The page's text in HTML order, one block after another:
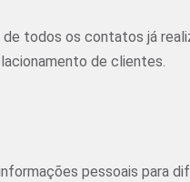
todos os contatos já
de clientes.
pessoais para